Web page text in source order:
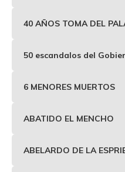
40 AÑOS TOMA DEL
50 escandalos del
6 MENORES MUERTOS
ABATIDO EL MENCHO
ABELARDO DE LA